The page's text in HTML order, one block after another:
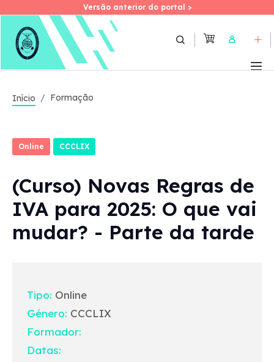
Skip
Versão anterior do portal >
Versão anterior do portal >
User
Início Formação
Online CCCLIX
(Curso) Novas Regras de
IVA para 2025: O que vai
mudar? - Parte da tarde
Tipo: Online
Género: CCCLIX
Formador:
Datas: